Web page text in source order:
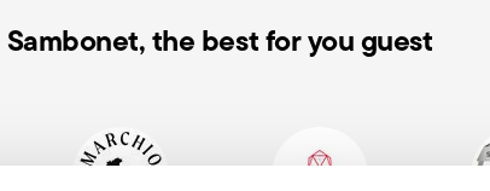
Zustand Ihrer Töpfe: lose Griffe,
Sambonet, the best for you guest